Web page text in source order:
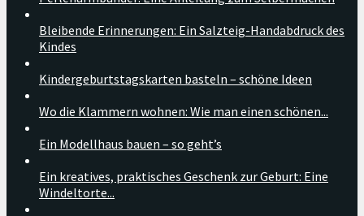
Bleibende Erinnerungen: Ein Salzteig-Handabdruck des
Kindes
Kindergeburtstagskarten basteln – schöne Ideen
Wo die Klammern wohnen: Wie man einen schönen...
Ein Modellhaus bauen – so geht’s
Ein kreatives, praktisches Geschenk zur Geburt: Eine
Windeltorte...